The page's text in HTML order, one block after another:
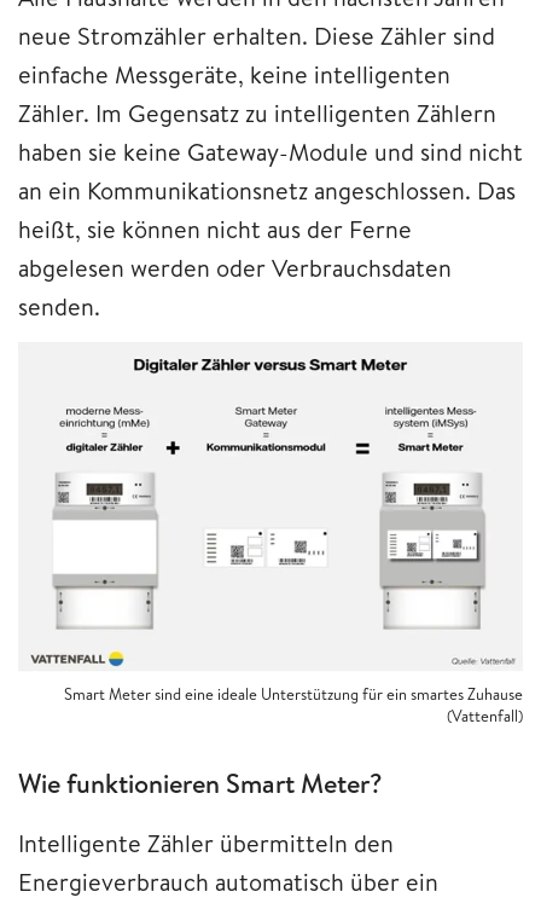
neue Stromzähler erhalten. Diese Zähler sind
einfache Messgeräte, keine intelligenten
Zähler. Im Gegensatz zu intelligenten Zählern
haben sie keine Gateway-Module und sind nicht
an ein Kommunikationsnetz angeschlossen. Das
heißt, sie können nicht aus der Ferne
abgelesen werden oder Verbrauchsdaten
senden.
Smart Meter sind eine ideale Unterstützung für ein smartes Zuhause
(Vattenfall)
Wie funktionieren Smart Meter?
Intelligente Zähler übermitteln den
Energieverbrauch automatisch über ein